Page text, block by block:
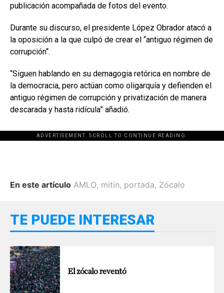
publicación acompañada de fotos del evento.
Durante su discurso, el presidente López Obrador atacó a
la oposición a la que culpó de crear el “antiguo régimen de
corrupción“.
“Siguen hablando en su demagogia retórica en nombre de
la democracia, pero actúan como oligarquía y defienden el
antiguo régimen de corrupción y privatización de manera
descarada y hasta ridícula” añadió.
ADVERTISEMENT. SCROLL TO CONTINUE READING.
En este artículo AMLO, mitin, portada, Zócalo
TE PUEDE INTERESAR
El zócalo reventó